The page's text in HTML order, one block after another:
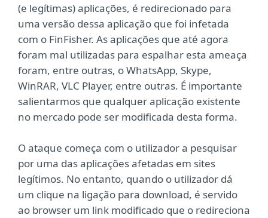
(e legítimas) aplicações, é redirecionado para
uma versão dessa aplicação que foi infetada
com o FinFisher. As aplicações que até agora
foram mal utilizadas para espalhar esta ameaça
foram, entre outras, o WhatsApp, Skype,
WinRAR, VLC Player, entre outras. É importante
salientarmos que qualquer aplicação existente
no mercado pode ser modificada desta forma.
O ataque começa com o utilizador a pesquisar
por uma das aplicações afetadas em sites
legítimos. No entanto, quando o utilizador dá
um clique na ligação para download, é servido
ao browser um link modificado que o redireciona